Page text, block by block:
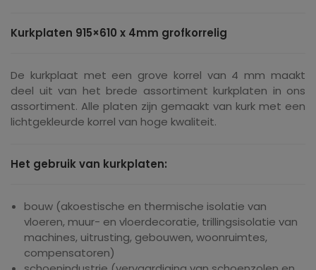
Kurkplaten 915×610 x 4mm grofkorrelig
De kurkplaat met een grove korrel van 4 mm maakt
deel uit van het brede assortiment kurkplaten in ons
assortiment. Alle platen zijn gemaakt van kurk met een
lichtgekleurde korrel van hoge kwaliteit.
Het gebruik van kurkplaten:
bouw (akoestische en thermische isolatie van
vloeren, muur- en vloerdecoratie, trillingsisolatie van
machines, uitrusting, gebouwen, woonruimtes,
compensatoren)